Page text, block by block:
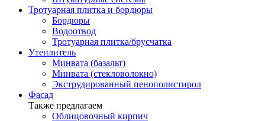
Тротуарная плитка и бордюры
Бордюры
Водоотвод
Тротуарная плитка/брусчатка
Утеплитель
Минвата (базальт)
Минвата (стекловолокно)
Экструдированный пенополистирол
Фасад
Также предлагаем
Облицовочный кирпич